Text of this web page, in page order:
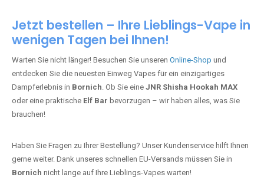
Jetzt bestellen – Ihre Lieblings-Vape in
wenigen Tagen bei Ihnen!
Warten Sie nicht länger! Besuchen Sie unseren Online-Shop und
entdecken Sie die neuesten Einweg Vapes für ein einzigartiges
Dampferlebnis in Bornich. Ob Sie eine JNR Shisha Hookah MAX
oder eine praktische Elf Bar bevorzugen – wir haben alles, was Sie
brauchen!
Haben Sie Fragen zu Ihrer Bestellung? Unser Kundenservice hilft Ihnen
gerne weiter. Dank unseres schnellen EU-Versands müssen Sie in
Bornich nicht lange auf Ihre Lieblings-Vapes warten!